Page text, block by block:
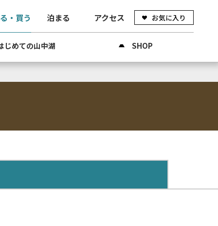
・買う 泊まる アクセス お気に入り
じめての山中湖 SHOP